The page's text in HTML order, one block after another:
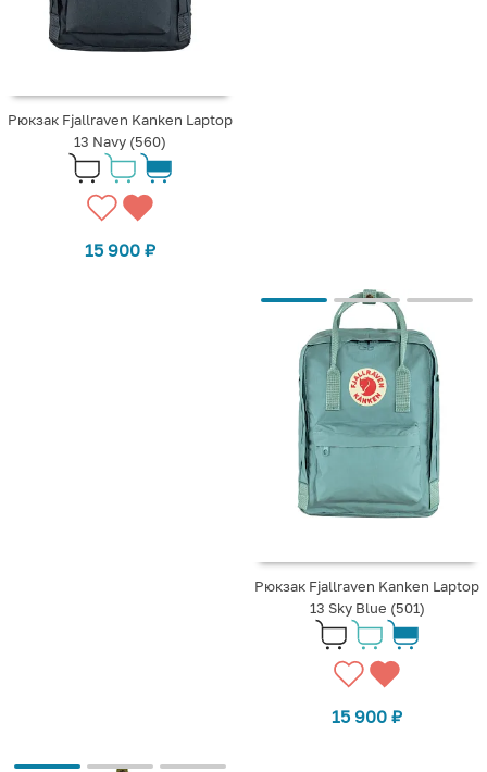
Рюкзак Fjallraven Kanken Laptop
13 Navy (560)
15 900 ₽
Рюкзак Fjallraven Kanken Laptop
13 Sky Blue (501)
15 900 ₽